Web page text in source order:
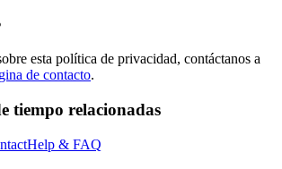
esta política de privacidad, contáctanos a
de contacto.
tiempo relacionadas
Help & FAQ